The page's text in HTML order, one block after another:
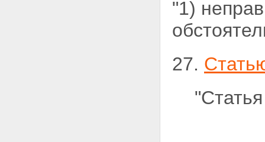
"1)
27.